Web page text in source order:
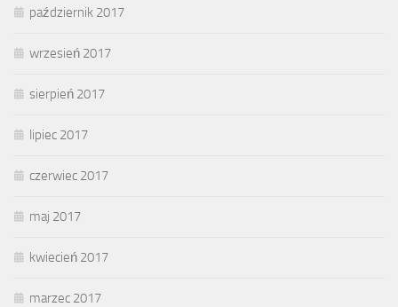
październik 2017
wrzesień 2017
sierpień 2017
lipiec 2017
czerwiec 2017
maj 2017
kwiecień 2017
marzec 2017